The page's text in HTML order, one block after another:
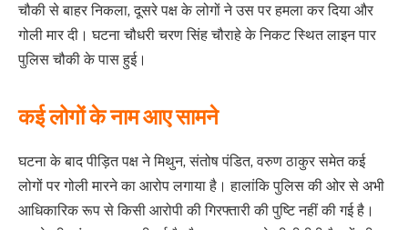
चौकी से बाहर निकला, दूसरे पक्ष के लोगों ने उस पर हमला कर दिया और
गोली मार दी। घटना चौधरी चरण सिंह चौराहे के निकट स्थित लाइन पार
पुलिस चौकी के पास हुई।
कई लोगों के नाम आए सामने
घटना के बाद पीड़ित पक्ष ने मिथुन, संतोष पंडित, वरुण ठाकुर समेत कई
लोगों पर गोली मारने का आरोप लगाया है। हालांकि पुलिस की ओर से अभी
आधिकारिक रूप से किसी आरोपी की गिरफ्तारी की पुष्टि नहीं की गई है।